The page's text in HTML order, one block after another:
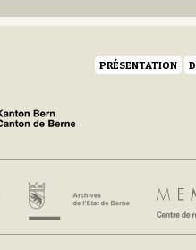
PRÉSENTATION